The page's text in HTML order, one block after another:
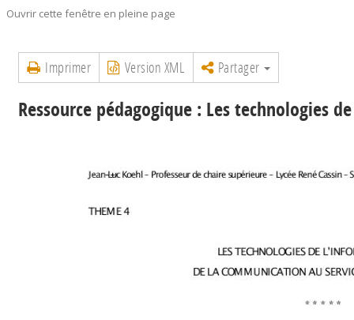
Ouvrir cette fenêtre en pleine page
Imprimer Version XML Partager
Ressource pédagogique : Les technologies